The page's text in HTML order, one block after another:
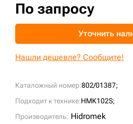
Каталожный номер:802/01387;
Подходит к технике:HMK102S;
Производитель: Hidromek
По запросу
Уточнить
Нашли дешевле? Сообщите!